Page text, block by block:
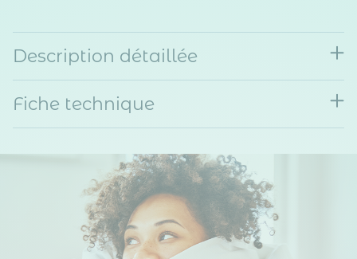
Description détaillée
Fiche technique